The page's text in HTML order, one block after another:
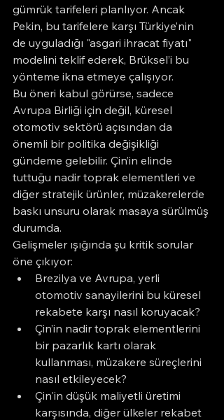
gümrük tarifeleri planlıyor. Ancak
Pekin, bu tarifelere karşı Türkiye’nin
de uyguladığı "asgari ihracat fiyatı"
modelini teklif ederek, Brüksel’i bu
yönteme ikna etmeye çalışıyor.
Bu öneri kabul görürse, sadece
Avrupa Birliği için değil, küresel
otomotiv sektörü açısından da
önemli bir politika değişikliği
gündeme gelebilir. Çin’in elinde
tuttuğu nadir toprak elementleri ve
diğer stratejik ürünler, müzakerelerde
baskı unsuru olarak masaya sürülmüş
durumda.
Gelişmeler ışığında şu kritik sorular
öne çıkıyor:
Brezilya ve Avrupa, yerli
otomotiv sanayilerini bu küresel
rekabete karşı nasıl koruyacak?
Çin’in nadir toprak elementlerini
bir pazarlık kartı olarak
kullanması, müzakere süreçlerini
nasıl etkileyecek?
Çin'in düşük maliyetli üretimi
karşısında, diğer ülkeler rekabet